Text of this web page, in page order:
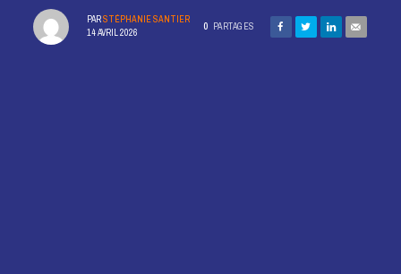
PARSTÉPHANIE SANTIER
14 AVRIL 2026
0 PARTAGES